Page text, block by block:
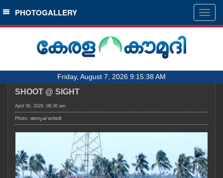
SECTIONS
HOME
NOTIFIED NEWS
KERALA
OBITUARY
PHOTOGALLERY
Friday, August 7, 2026 9:15:38 AM
SHOOT @ SIGHT
April 30, 2026, 06:30 am
Photo: അനുഷ്‍ ഭദ്രൻ